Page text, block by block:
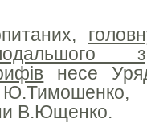
несе
В.Ющенко.